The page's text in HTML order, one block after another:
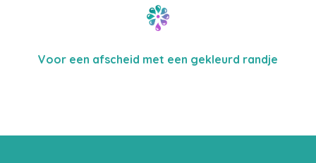
Voor een afscheid met een gekleurd randje